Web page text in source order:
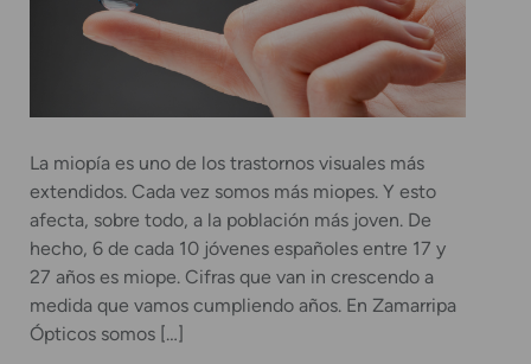
La miopía es uno de los trastornos visuales más
extendidos. Cada vez somos más miopes. Y esto
afecta, sobre todo, a la población más joven. De
hecho, 6 de cada 10 jóvenes españoles entre 17 y
27 años es miope. Cifras que van in crescendo a
medida que vamos cumpliendo años. En Zamarripa
Ópticos somos […]